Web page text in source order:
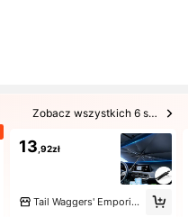
Zobacz wszystkich 6 sprzedających
13 ,92zł
Tail Waggers' Emporium